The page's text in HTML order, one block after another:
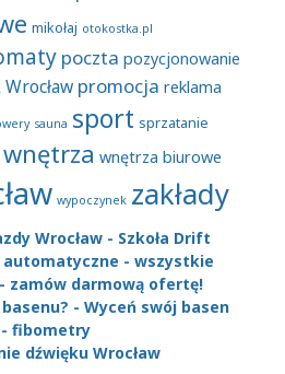
mikołaj otokostka.pl
poczta pozycjonowanie
promocja reklama
sauna sport sprzatanie
wnętrza wnętrza biurowe
wypoczynek zakłady
Wrocław - Szkoła Drift
automatyczne - wszystkie
zamów darmową ofertę!
- Wyceń swój basen
- fibometry
dźwięku Wrocław